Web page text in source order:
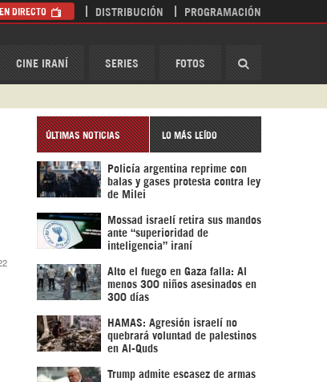
CINE IRANÍ SERIES FOTOS
EN DIRECTO DISTRIBUCIÓN PROGRAMACIÓN
ÚLTIMAS NOTICIAS LO MÁS LEÍDO
Policía argentina reprime con
balas y gases protesta contra ley
de Milei
Mossad israelí retira sus mandos
ante “superioridad de
inteligencia” iraní
Alto el fuego en Gaza falla: Al
menos 300 niños asesinados en
300 días
HAMAS: Agresión israelí no
quebrará voluntad de palestinos
en Al-Quds
Trump admite escasez de armas